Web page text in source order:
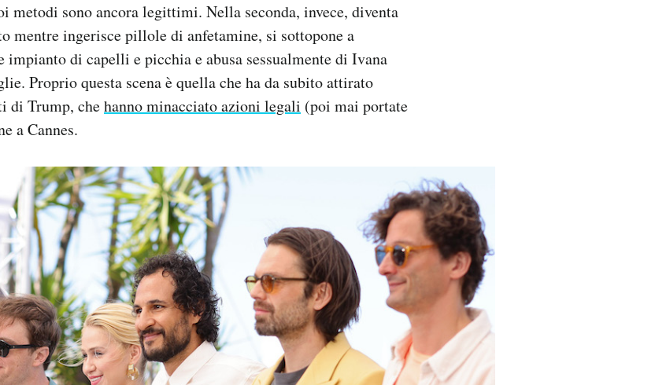
metodi sono ancora legittimi. Nella seconda, invece, diventa
mentre ingerisce pillole di anfetamine, si sottopone a
di capelli e picchia e abusa sessualmente di Ivana
Proprio questa scena è quella che ha da subito attirato
di Trump, chehanno minacciato azioni legali (poi mai portate
a Cannes.